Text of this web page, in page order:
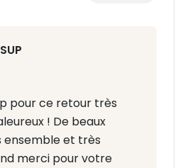
pour ce retour très
! De beaux
ensemble et très
merci pour votre